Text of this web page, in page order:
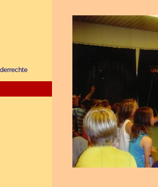
5
2010
2010